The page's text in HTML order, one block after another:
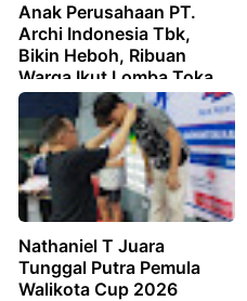
Anak Perusahaan PT.
Archi Indonesia Tbk,
Bikin Heboh, Ribuan
Warga Ikut Lomba Toka
Safe Run 2026
Nathaniel T Juara
Tunggal Putra Pemula
Walikota Cup 2026